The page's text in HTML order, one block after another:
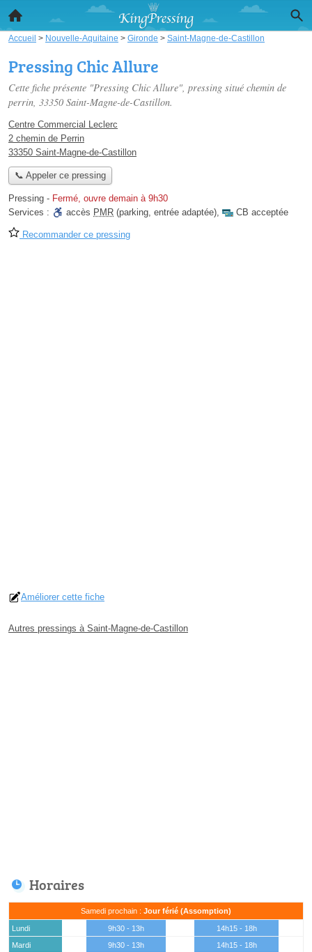
Accueil > Nouvelle-Aquitaine > Gironde > Saint-Magne-de-Castillon
Pressing Chic Allure
Cette fiche présente "Pressing Chic Allure", pressing situé chemin de
perrin, 33350 Saint-Magne-de-Castillon.
Centre Commercial Leclerc
2 chemin de Perrin
33350 Saint-Magne-de-Castillon
📞 Appeler ce pressing
Pressing - Fermé, ouvre demain à 9h30
Services :
accès PMR (parking, entrée adaptée), CB acceptée
Recommander ce pressing
Améliorer cette fiche
Autres pressings à Saint-Magne-de-Castillon
Horaires
Samedi prochain : Jour férié (Assomption)
Lundi 9h30 - 13h
14h15 - 18h
Mardi
9h30 - 13h
14h15 - 18h